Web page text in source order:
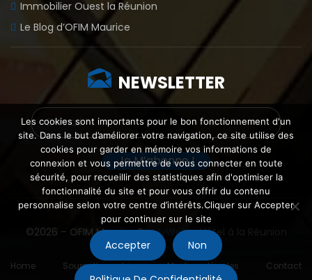
Immobilier Ouest la Réunion
Le Blog d’OFIM Maurice
NEWSLETTER
©2026 – OFIM Maurice ByMyWeb–Hôtel à la Réunion
Home Soumettre un bien Mentions légales Contact
Les cookies sont importants pour le bon fonctionnement d'un
site. Dans le but d’améliorer votre navigation, ce site utilise des
cookies pour garder en mémoire vos informations de
connexion et vous permettre de vous connecter en toute
sécurité, pour recueillir des statistiques afin d'optimiser la
fonctionnalité du site et pour vous offrir du contenu
personnalise selon votre centre d’intérêts.Cliquer sur Accepter
pour continuer sur le site
Accepter Non